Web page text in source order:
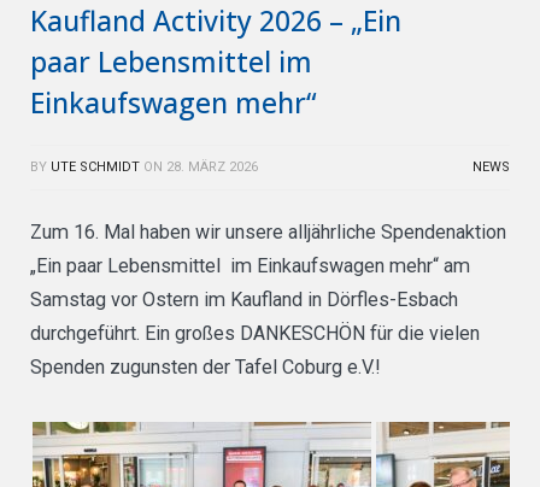
Kaufland Activity 2026 – „Ein
paar Lebensmittel im
Einkaufswagen mehr“
BY UTE SCHMIDT ON 28. MÄRZ 2026 NEWS
Zum 16. Mal haben wir unsere alljährliche Spendenaktion
„Ein paar Lebensmittel im Einkaufswagen mehr“ am
Samstag vor Ostern im Kaufland in Dörfles-Esbach
durchgeführt. Ein großes DANKESCHÖN für die vielen
Spenden zugunsten der Tafel Coburg e.V.!